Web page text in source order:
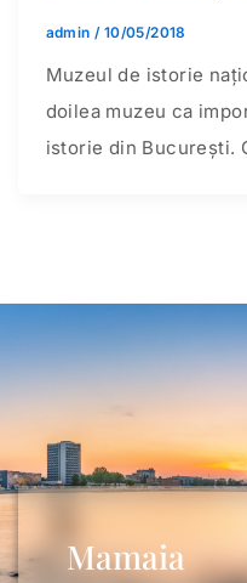
admin / 10/05/2018
Muzeul de istorie
doilea muzeu ca
istorie din București.
Mamaia